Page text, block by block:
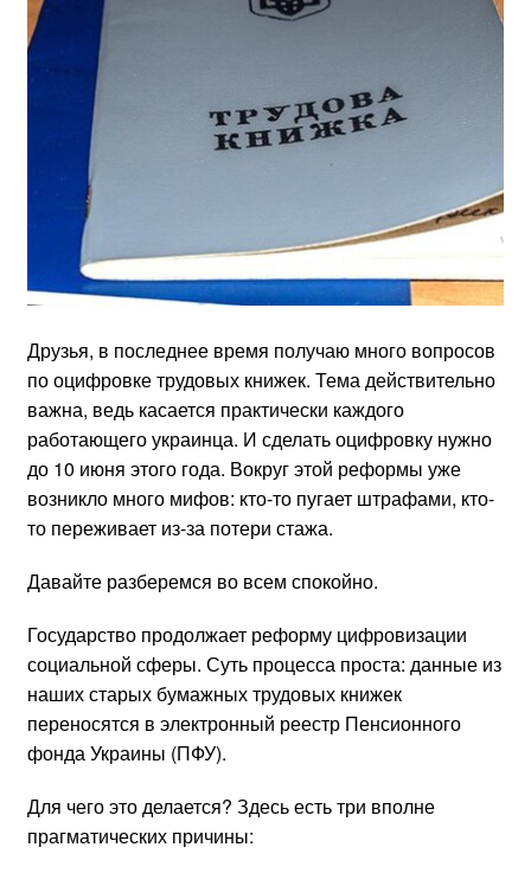
Друзья, в последнее время получаю много вопросов
по оцифровке трудовых книжек. Тема действительно
важна, ведь касается практически каждого
работающего украинца. И сделать оцифровку нужно
до 10 июня этого года. Вокруг этой реформы уже
возникло много мифов: кто-то пугает штрафами, кто-
то переживает из-за потери стажа.
Давайте разберемся во всем спокойно.
Государство продолжает реформу цифровизации
социальной сферы. Суть процесса проста: данные из
наших старых бумажных трудовых книжек
переносятся в электронный реестр Пенсионного
фонда Украины (ПФУ).
Для чего это делается? Здесь есть три вполне
прагматических причины: